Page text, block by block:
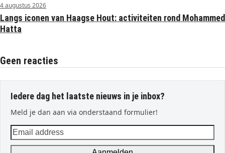
4 augustus 2026
Langs iconen van Haagse Hout: activiteiten rond Mohammed
Hatta
Geen reacties
Iedere dag het laatste nieuws in je inbox?
Meld je dan aan via onderstaand formulier!
Email
address